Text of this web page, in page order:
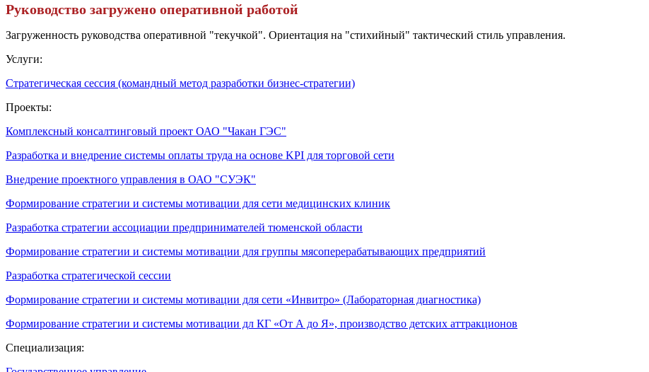
Руководство загружено оперативной работой
Загруженность руководства оперативной "текучкой". Ориентация на "стихийный" тактический стиль управления.
Услуги:
Стратегическая сессия (командный метод разработки бизнес-стратегии)
Проекты:
Комплексный консалтинговый проект ОАО "Чакан ГЭС"
Разработка и внедрение системы оплаты труда на основе KPI для торговой сети
Внедрение проектного управления в ОАО "СУЭК"
Формирование стратегии и системы мотивации для сети медицинских клиник
Разработка стратегии ассоциации предпринимателей тюменской области
Формирование стратегии и системы мотивации для группы мясоперерабатывающих предприятий
Разработка стратегической сессии
Формирование стратегии и системы мотивации для сети «Инвитро» (Лабораторная диагностика)
Формирование стратегии и системы мотивации дл КГ «От А до Я», производство детских аттракционов
Специализация: